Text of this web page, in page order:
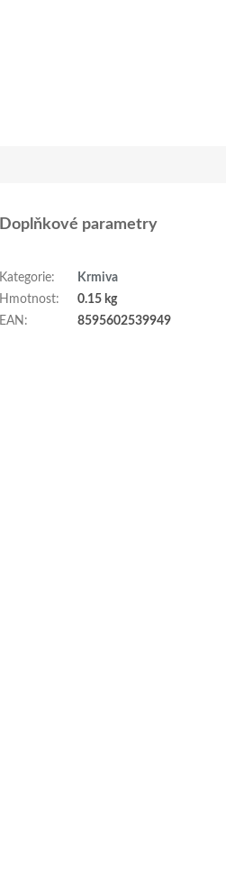
Doplňkové parametry
Kategorie:
Krmiva
Hmotnost:
0.15 kg
EAN : 8595602539949